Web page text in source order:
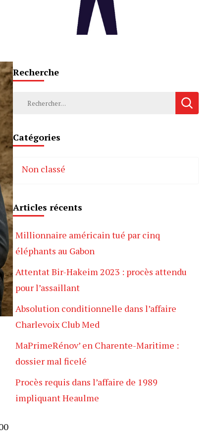
Recherche
Rechercher :
Catégories
Non classé
Articles récents
Millionnaire américain tué par cinq
éléphants au Gabon
Attentat Bir-Hakeim 2023 : procès attendu
pour l’assaillant
Absolution conditionnelle dans l’affaire
Charlevoix Club Med
MaPrimeRénov’ en Charente-Maritime :
dossier mal ficelé
Procès requis dans l’affaire de 1989
impliquant Heaulme